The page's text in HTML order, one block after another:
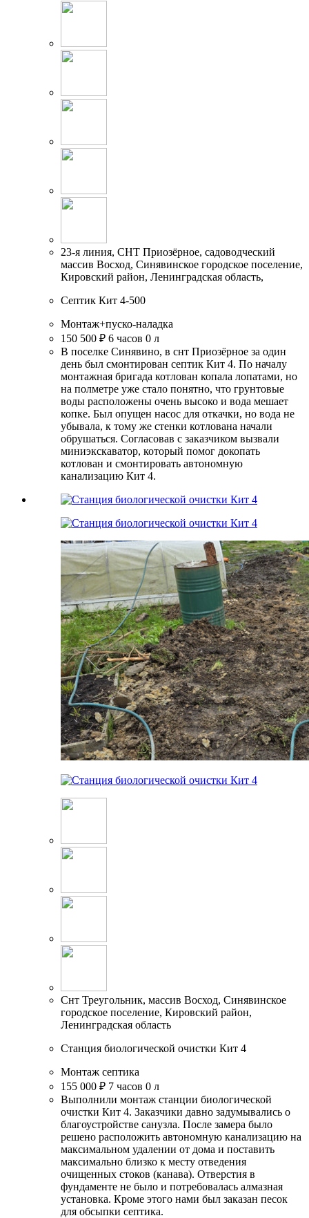
23-я линия, СНТ Приозёрное, садоводческий
массив Восход, Синявинское городское поселение,
Кировский район, Ленинградская область,
Септик Кит 4-500
Монтаж+пуско-наладка
150 500 ₽ 6 часов 0 л
В поселке Синявино, в снт Приозёрное за один
день был смонтирован септик Кит 4. По началу
монтажная бригада котлован копала лопатами, но
на полметре уже стало понятно, что грунтовые
воды расположены очень высоко и вода мешает
копке. Был опущен насос для откачки, но вода не
убывала, к тому же стенки котлована начали
обрушаться. Согласовав с заказчиком вызвали
миниэкскаватор, который помог докопать
котлован и смонтировать автономную
канализацию Кит 4.
Снт Треугольник, массив Восход, Синявинское
городское поселение, Кировский район,
Ленинградская область
Станция биологической очистки Кит 4
Монтаж септика
155 000 ₽ 7 часов 0 л
Выполнили монтаж станции биологической
очистки Кит 4. Заказчики давно задумывались о
благоустройстве санузла. После замера было
решено расположить автономную канализацию на
максимальном удалении от дома и поставить
максимально близко к месту отведения
очищенных стоков (канава). Отверстия в
фундаменте не было и потребовалась алмазная
установка. Кроме этого нами был заказан песок
для обсыпки септика.